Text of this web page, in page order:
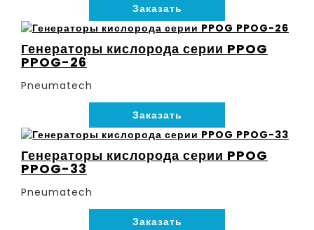
Заказать
Генераторы кислорода серии PPOG
PPOG-26
Pneumatech
Заказать
Генераторы кислорода серии PPOG
PPOG-33
Pneumatech
Заказать